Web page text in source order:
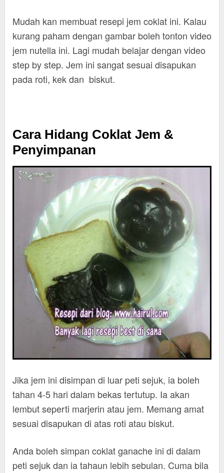
Mudah kan membuat resepi jem coklat ini. Kalau
kurang paham dengan gambar boleh tonton video
jem nutella ini. Lagi mudah belajar dengan video
step by step. Jem ini sangat sesuai disapukan
pada roti, kek dan biskut.
Cara Hidang Coklat Jem &
Penyimpanan
Jika jem ini disimpan di luar peti sejuk, ia boleh
tahan 4-5 hari dalam bekas tertutup. Ia akan
lembut seperti marjerin atau jem. Memang amat
sesuai disapukan di atas roti atau biskut.
Anda boleh simpan coklat ganache ini di dalam
peti sejuk dan ia tahaun lebih sebulan. Cuma bila